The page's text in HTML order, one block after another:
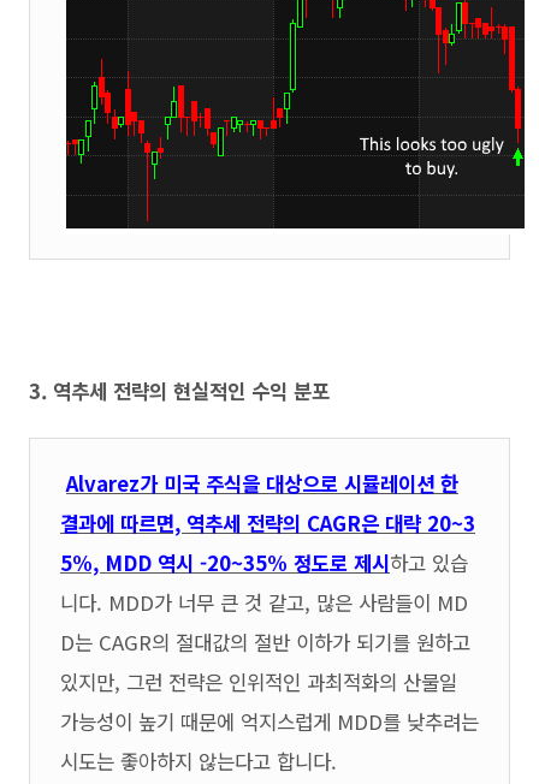
3. 역추세 전략의 현실적인 수익 분포
Alvarez가 미국 주식을 대상으로 시뮬레이션 한
결과에 따르면, 역추세 전략의 CAGR은 대략 20~3
5%, MDD 역시 -20~35% 정도로 제시하고 있습
니다. MDD가 너무 큰 것 같고, 많은 사람들이 MD
D는 CAGR의 절대값의 절반 이하가 되기를 원하고
있지만, 그런 전략은 인위적인 과최적화의 산물일
가능성이 높기 때문에 억지스럽게 MDD를 낮추려는
시도는 좋아하지 않는다고 합니다.